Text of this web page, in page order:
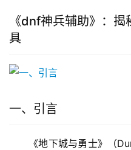
《dnf神兵辅助》：
具
一、引言
《地下城与勇士》（